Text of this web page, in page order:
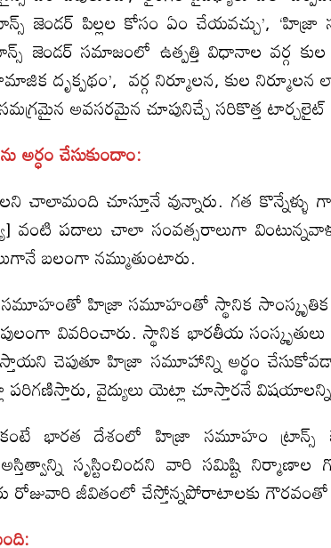
జెండర్ పిల్లల కోసం ఏం చేయవచ్చు’, ‘హిజ్రా
జెండర్ సమాజంలో ఉత్పత్తి విధానాల వర్గ
దృక్పథం’, వర్గ నిర్మూలన, కుల
అవసరమైన చూపునిచ్చే సరికొత్త
అర్ధం చేసుకుందాం:
చాలామంది చూస్తూనే వున్నారు. గత కొన్నేళ్ళు
వంటి పదాలు చాలా సంవత్సరాలుగా
బలంగా నమ్ముతుంటారు.
హిజ్రా సమూహంతో స్థానిక
వివరించారు. స్థానిక భారతీయ
చెపుతూ హిజ్రా సమూహాన్ని అర్థం
వైద్యులు యెట్లా చూస్తారనే
భారత దేశంలో హిజ్రా సమూహం ట్రాన్స్
సృస్టించిందని వారి సమిష్టి నిర్మాణాల
రోజువారి జీవితంలో చేస్తోన్నపోరాటాలకు గౌరవంతో